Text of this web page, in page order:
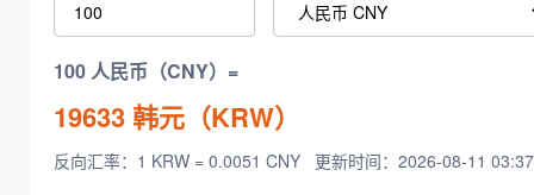
100 人民币（CNY）=
19633韩元（KRW）
反向汇率：1 KRW = 0.0051 CNY 更新时间：2026-08-11